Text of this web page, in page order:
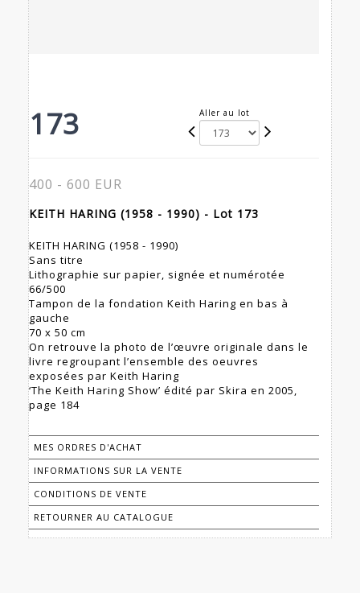
173 Aller au lot
400 - 600 EUR
KEITH HARING (1958 - 1990) - Lot 173
KEITH HARING (1958 - 1990)
Sans titre
Lithographie sur papier, signée et numérotée
66/500
Tampon de la fondation Keith Haring en bas à
gauche
70 x 50 cm
On retrouve la photo de l’œuvre originale dans le
livre regroupant l’ensemble des oeuvres
exposées par Keith Haring
‘The Keith Haring Show’ édité par Skira en 2005,
page 184
MES ORDRES D'ACHAT
INFORMATIONS SUR LA VENTE
CONDITIONS DE VENTE
RETOURNER AU CATALOGUE